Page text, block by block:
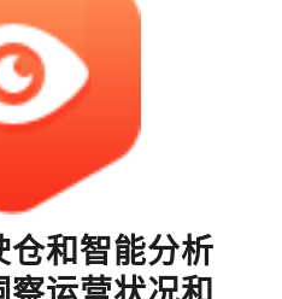
仓和智能分析